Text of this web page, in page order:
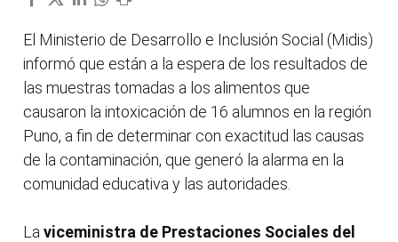
El Ministerio de Desarrollo e Inclusión Social (Midis)
informó que están a la espera de los resultados de
las muestras tomadas a los alimentos que
causaron la intoxicación de 16 alumnos en la región
Puno, a fin de determinar con exactitud las causas
de la contaminación, que generó la alarma en la
comunidad educativa y las autoridades.
La viceministra de Prestaciones Sociales del